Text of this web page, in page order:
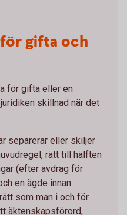
gifta och
för gifta eller en
skillnad när det
separerar eller skiljer
rätt till hälften
(efter avdrag för
en ägde innan
som man i och för
äktenskapsförord,